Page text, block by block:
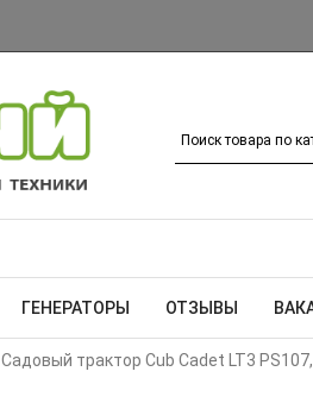
ГЕНЕРАТОРЫ ОТЗЫВЫ
Садовый трактор Cub Cadet LT3